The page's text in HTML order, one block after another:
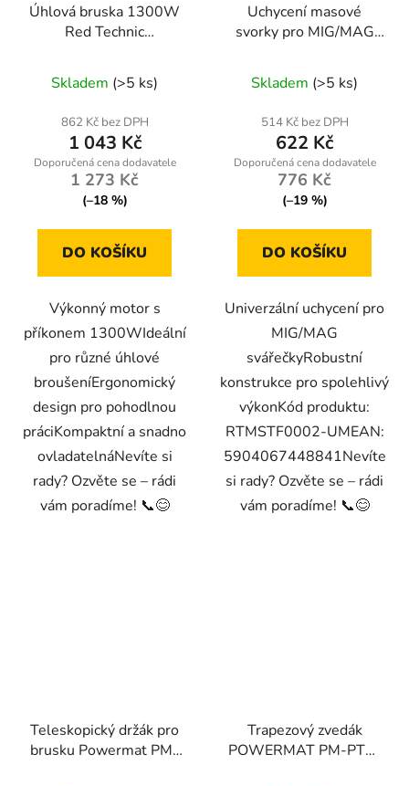
Úhlová bruska 1300W
Red Technic
Skladem (>5 ks)
862 Kč bez DPH
1 043 Kč
1 273 Kč
(–18 %)
DO KOŠÍKU
Výkonný motor s
příkonem 1300WIdeální
pro různé úhlové
broušeníErgonomický
design pro pohodlnou
práciKompaktní a snadno
ovladatelnáNevíte si
rady? Ozvěte se – rádi
vám poradíme! 📞😊
Uchycení masové
svorky pro MIG/MAG
RTMSTF0002-UM
Skladem (>5 ks)
514 Kč bez DPH
622 Kč
776 Kč
(–19 %)
DO KOŠÍKU
Univerzální uchycení pro
MIG/MAG
svářečkyRobustní
konstrukce pro spolehlivý
výkonKód produktu:
RTMSTF0002-UMEAN:
5904067448841Nevíte
si rady? Ozvěte se – rádi
vám poradíme! 📞😊
Teleskopický držák pro
brusku Powermat PM-
Trapezový zvedák
POWERMAT PM-PTR-